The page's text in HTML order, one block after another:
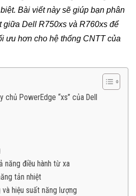
Bài viết này sẽ giúp bạn phân
giữa Dell R750xs và R760xs để
ưu hơn cho hệ thống CNTT của
chủ PowerEdge “xs” của Dell
năng điều hành từ xa
tản nhiệt
hiệu suất năng lượng